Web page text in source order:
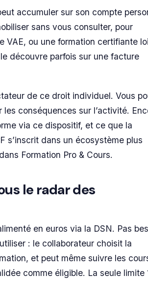
accumuler sur son compte
sans vous consulter, pour
VAE, ou une formation certifiante
découvre parfois sur une facture
de ce droit individuel. Vous
conséquences sur l’activité.
via ce dispositif, et ce que la
s’inscrit dans un écosystème plus
Formation Pro & Cours.
le radar des
en euros via la DSN. Pas
: le collaborateur choisit la
et peut même suivre les
comme éligible. La seule limite